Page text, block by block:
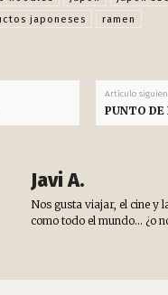
japoneses ramen
Artículo
PUNTO DE
Javi A.
Nos gusta viajar, el cine y
como todo el mundo... ¿o